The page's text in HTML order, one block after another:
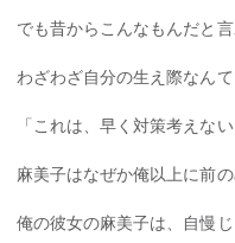
でも昔からこんなもんだと
わざわざ自分の生え際なん
「これは、早く対策考えな
麻美子はなぜか俺以上に前の
俺の彼女の麻美子は、自慢じ